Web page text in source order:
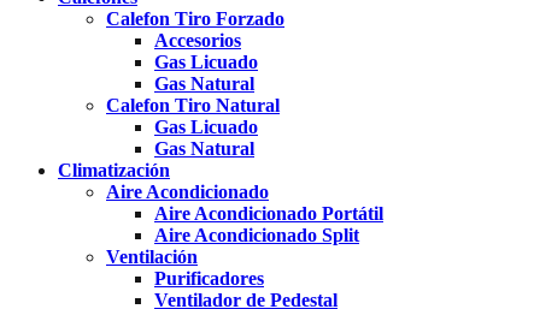
Calefon Tiro Forzado
Accesorios
Gas Licuado
Gas Natural
Calefon Tiro Natural
Gas Licuado
Gas Natural
Climatización
Aire Acondicionado
Aire Acondicionado Portátil
Aire Acondicionado Split
Ventilación
Purificadores
Ventilador de Pedestal